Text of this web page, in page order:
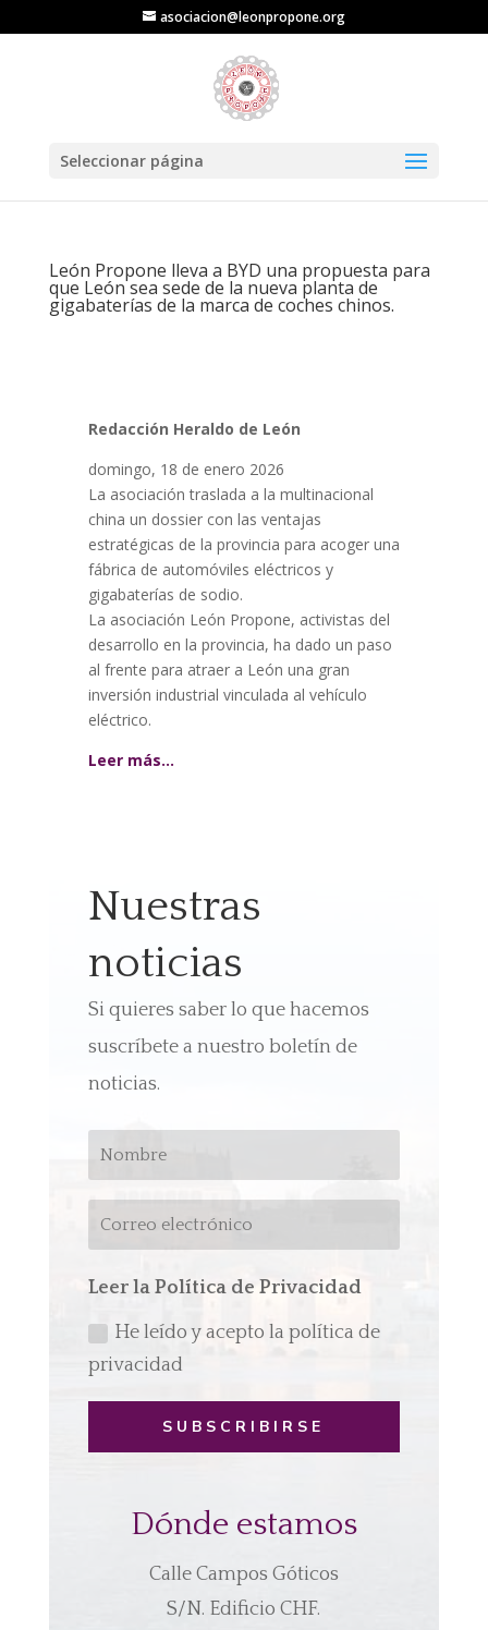
asociacion@leonpropone.org
Seleccionar página
León Propone lleva a BYD una propuesta para
que León sea sede de la nueva planta de
gigabaterías de la marca de coches chinos.
Redacción Heraldo de León
domingo, 18 de enero 2026
La asociación traslada a la multinacional
china un dossier con las ventajas
estratégicas de la provincia para acoger una
fábrica de automóviles eléctricos y
gigabaterías de sodio.
La asociación León Propone, activistas del
desarrollo en la provincia, ha dado un paso
al frente para atraer a León una gran
inversión industrial vinculada al vehículo
eléctrico.
Leer más…
Nuestras
noticias
Si quieres saber lo que hacemos
suscríbete a nuestro boletín de
noticias.
Leer la Política de Privacidad
He leído y acepto la política de
privacidad
SUBSCRIBIRSE
Dónde estamos
Calle Campos Góticos
S/N. Edificio CHF.